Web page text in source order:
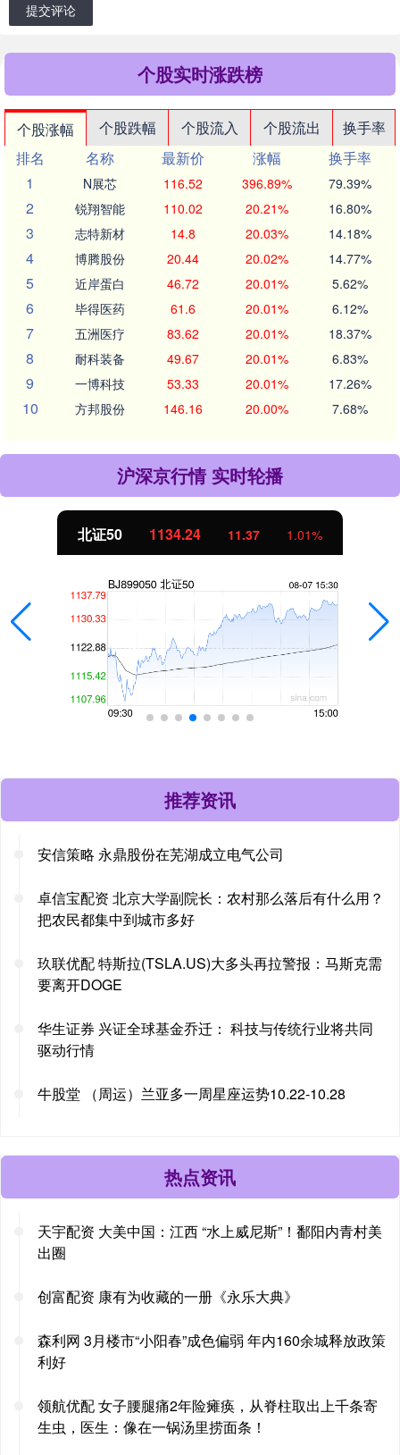
提交评论
个股实时涨跌榜
个股涨幅 个股跌幅 个股流入 个股流出
换手率
排名
名称 最新价 涨幅
换手率
1
N展芯 116.52 396.89% 79.39%
2 锐翔智能 110.02 20.21% 16.80%
3 志特新材 14.8 20.03% 14.18%
4 博腾股份 20.44 20.02% 14.77%
5 近岸蛋白 46.72 20.01% 5.62%
6 毕得医药 61.6 20.01% 6.12%
7 五洲医疗 83.62 20.01% 18.37%
8 耐科装备 49.67 20.01% 6.83%
9 一博科技 53.33 20.01% 17.26%
10 方邦股份 146.16 20.00% 7.68%
沪深京行情 实时轮播
北证50 1134.24 11.37 1.01%
推荐资讯
安信策略 永鼎股份在芜湖成立电气公司
卓信宝配资 北京大学副院长：农村那么落后有什么用？
把农民都集中到城市多好
玖联优配 特斯拉(TSLA.US)大多头再拉警报：马斯克需
要离开DOGE
华生证券 兴证全球基金乔迁： 科技与传统行业将共同
驱动行情
牛股堂 （周运）兰亚多一周星座运势10.22-10.28
热点资讯
天宇配资 大美中国：江西 “水上威尼斯”！鄱阳内青村美
出圈
创富配资 康有为收藏的一册《永乐大典》
森利网 3月楼市“小阳春”成色偏弱 年内160余城释放政策
利好
领航优配 女子腰腿痛2年险瘫痪，从脊柱取出上千条寄
生虫，医生：像在一锅汤里捞面条！